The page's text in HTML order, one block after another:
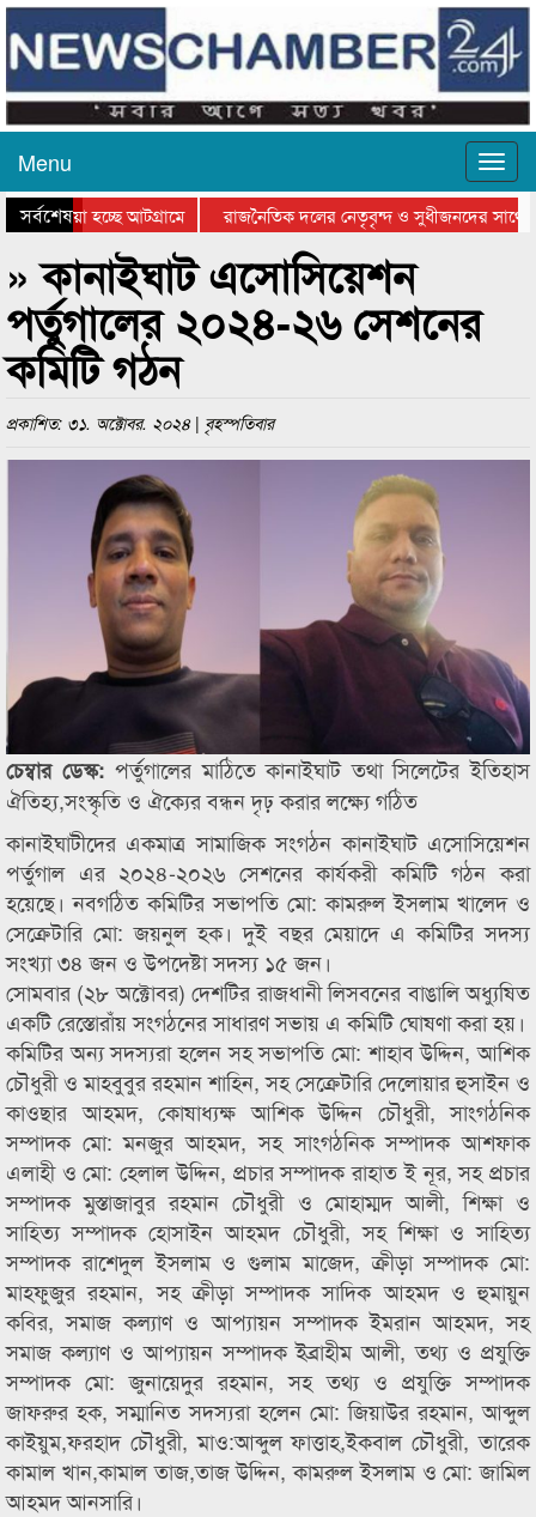
Menu
সর্বশেষ
যাওয়া হচ্ছে আটগ্রামে
রাজনৈতিক দলের নেতৃবৃন্দ ও সুধীজনদের সাথে
পুরস্কার বিতরণ সম্পন্ন
সিলেটে বাংলাদেশ গ্রুপ থিয়েটার
» কানাইঘাট এসোসিয়েশন
পর্তুগালের ২০২৪-২৬ সেশনের
কমিটি গঠন
প্রকাশিত: ৩১. অক্টোবর. ২০২৪ | বৃহস্পতিবার
চেম্বার ডেস্ক:পর্তুগালের মাঠিতে কানাইঘাট তথা সিলেটের ইতিহাস
ঐতিহ্য,সংস্কৃতি ও ঐক্যের বন্ধন দৃঢ় করার লক্ষ্যে গঠিত
কানাইঘাটীদের একমাত্র সামাজিক সংগঠন কানাইঘাট এসোসিয়েশন
পর্তুগাল এর ২০২৪-২০২৬ সেশনের কার্যকরী কমিটি গঠন করা
হয়েছে। নবগঠিত কমিটির সভাপতি মো: কামরুল ইসলাম খালেদ ও
সেক্রেটারি মো: জয়নুল হক। দুই বছর মেয়াদে এ কমিটির সদস্য
সংখ্যা ৩৪ জন ও উপদেষ্টা সদস্য ১৫ জন।
সোমবার (২৮ অক্টোবর) দেশটির রাজধানী লিসবনের বাঙালি অধ্যুষিত
একটি রেস্তোরাঁয় সংগঠনের সাধারণ সভায় এ কমিটি ঘোষণা করা হয়।
কমিটির অন্য সদস্যরা হলেন সহ সভাপতি মো: শাহাব উদ্দিন, আশিক
চৌধুরী ও মাহবুবুর রহমান শাহিন, সহ সেক্রেটারি দেলোয়ার হুসাইন ও
কাওছার আহমদ, কোষাধ্যক্ষ আশিক উদ্দিন চৌধুরী, সাংগঠনিক
সম্পাদক মো: মনজুর আহমদ, সহ সাংগঠনিক সম্পাদক আশফাক
এলাহী ও মো: হেলাল উদ্দিন, প্রচার সম্পাদক রাহাত ই নূর, সহ প্রচার
সম্পাদক মুস্তাজাবুর রহমান চৌধুরী ও মোহাম্মদ আলী, শিক্ষা ও
সাহিত্য সম্পাদক হোসাইন আহমদ চৌধুরী, সহ শিক্ষা ও সাহিত্য
সম্পাদক রাশেদুল ইসলাম ও গুলাম মাজেদ, ক্রীড়া সম্পাদক মো:
মাহফুজুর রহমান, সহ ক্রীড়া সম্পাদক সাদিক আহমদ ও হুমায়ুন
কবির, সমাজ কল্যাণ ও আপ্যায়ন সম্পাদক ইমরান আহমদ, সহ
সমাজ কল্যাণ ও আপ্যায়ন সম্পাদক ইব্রাহীম আলী, তথ্য ও প্রযুক্তি
সম্পাদক মো: জুনায়েদুর রহমান, সহ তথ্য ও প্রযুক্তি সম্পাদক
জাফরুর হক, সম্মানিত সদস্যরা হলেন মো: জিয়াউর রহমান, আব্দুল
কাইয়ুম,ফরহাদ চৌধুরী, মাও:আব্দুল ফাত্তাহ,ইকবাল চৌধুরী, তারেক
কামাল খান,কামাল তাজ,তাজ উদ্দিন, কামরুল ইসলাম ও মো: জামিল
আহমদ আনসারি।